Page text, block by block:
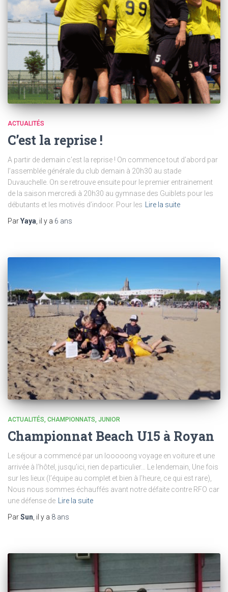
ACTUALITÉS
C’est la reprise !
A partir de demain c’est la reprise ! On commence tout d’abord par
l’assemblée générale du club demain à 20h30 au stade
Duvauchelle. On se retrouve ensuite pour le premier entrainement
de la saison mercredi à 20h30 au gymnase des Guiblets pour les
débutants et les motivés d’indoor. Pour les Lire la suite
ParYaya, il y a 6 ans
ACTUALITÉS CHAMPIONNATS JUNIOR
Championnat Beach U15 à Royan
Le séjour a commencé par un looooong voyage en voiture et une
arrivée à l’hôtel, jusqu’ici, rien de particulier… Le lendemain, Une fois
sur les lieux (l’équipe au complet et bien à l’heure, ce qui est rare),
Nous nous sommes échauffés avant notre défaite contre RFO car
une défense de
Lire la suite
ParSun , il y a 8 ans